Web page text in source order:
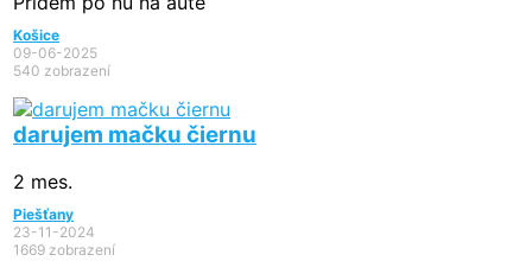
Košice
09-06-2025
540 zobrazení
darujem mačku čiernu
2 mes.
Piešťany
23-11-2024
1669 zobrazení